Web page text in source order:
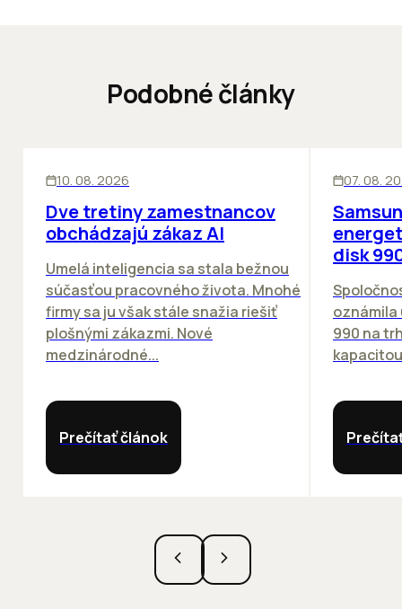
Podobné články
10. 08. 2026
Dve tretiny zamestnancov
obchádzajú zákaz AI
Umelá inteligencia sa stala bežnou
súčasťou pracovného života. Mnohé
firmy sa ju však stále snažia riešiť
plošnými zákazmi. Nové
medzinárodné...
Prečítať článok
07. 08.
disk
oznámila
990 na
kapacitou